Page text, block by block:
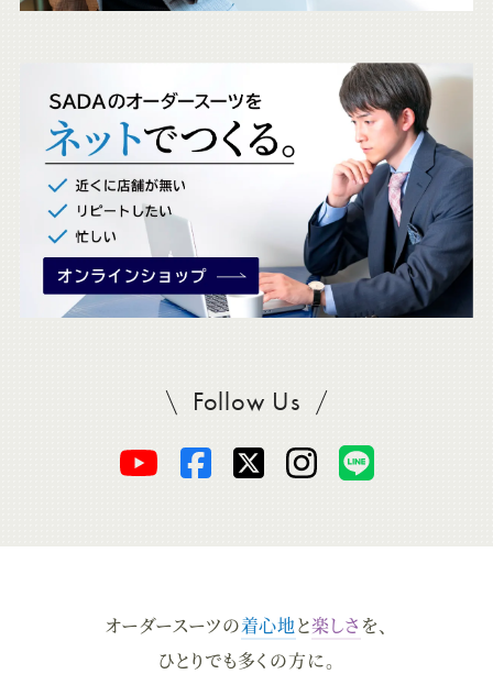
ェ
Follow UsSADAをフォロー
オ
ー
オ
ー
オ
ー
オ
ー
オーダースーツの着心地と楽しさ を、
ひとりでも多くの方に。